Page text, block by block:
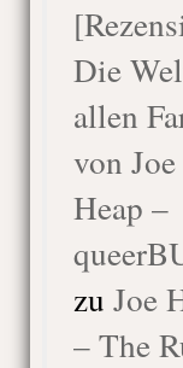
Die
allen
von Joe
Heap –
zu Joe
– The